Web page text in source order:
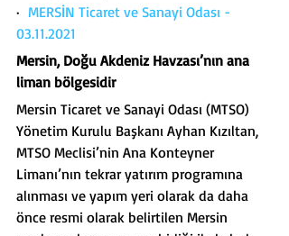
· MERSİN Ticaret ve Sanayi Odası -
03.11.2021
Mersin, Doğu Akdeniz Havzası’nın ana
liman bölgesidir
Mersin Ticaret ve Sanayi Odası (MTSO)
Yönetim Kurulu Başkanı Ayhan Kızıltan,
MTSO Meclisi’nin Ana Konteyner
Limanı’nın tekrar yatırım programına
alınması ve yapım yeri olarak da daha
önce resmi olarak belirtilen Mersin